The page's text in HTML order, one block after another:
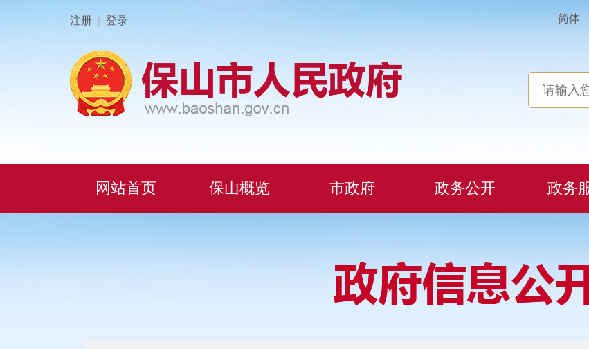
注册 | 登录 简体
网站首页 保山概览 市政府 政务公开 政务